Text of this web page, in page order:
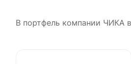
В портфель компании ЧИКА